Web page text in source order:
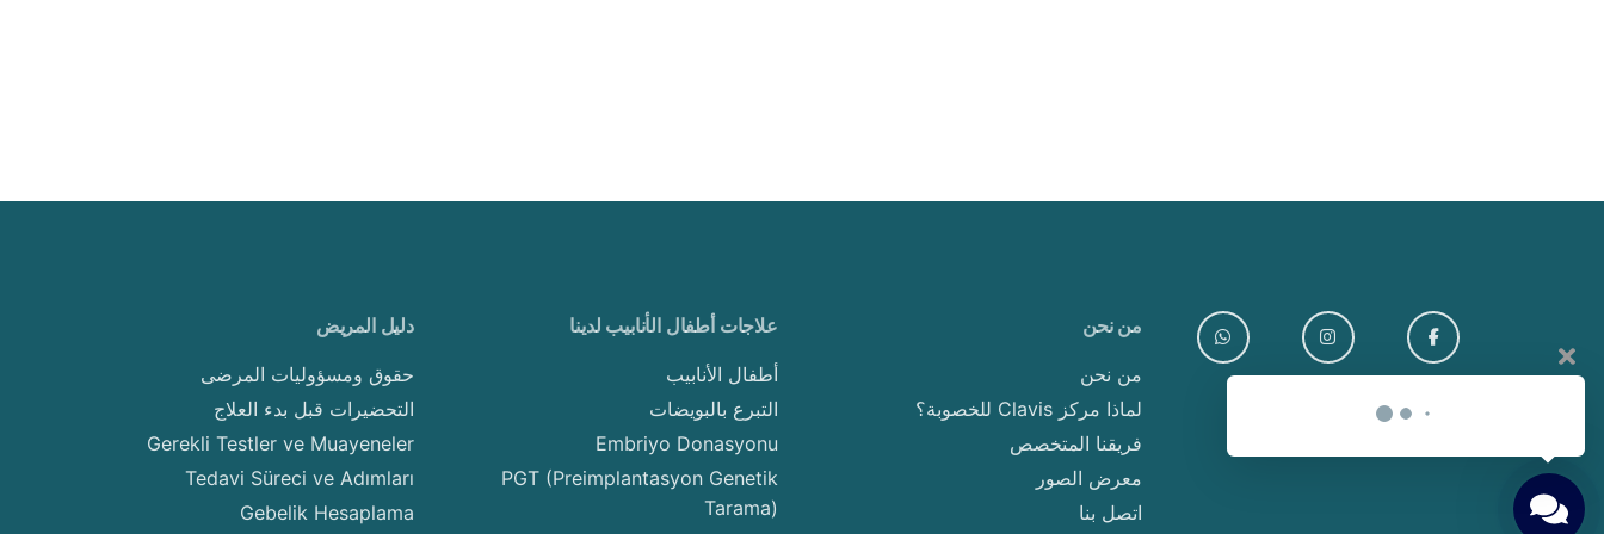
من نحن
من نحن
لماذا مركز Clavis للخصوبة؟
فريقنا المتخصص
معرض الصور
اتصل بنا
علاجات أطفال الأنابيب لدينا
أطفال الأنابيب
التبرع بالبويضات
Embriyo Donasyonu
PGT (Preimplantasyon Genetik
Tarama)
دليل المريض
حقوق ومسؤوليات المرضى
التحضيرات قبل بدء العلاج
Gerekli Testler ve Muayeneler
Tedavi Süreci ve Adımları
Gebelik Hesaplama